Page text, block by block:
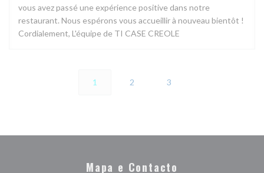
vous avez passé une expérience positive dans notre
restaurant. Nous espérons vous accueillir à nouveau bientôt !
Cordialement, L'équipe de TI CASE CREOLE
1 2 3
Mapa e Contacto